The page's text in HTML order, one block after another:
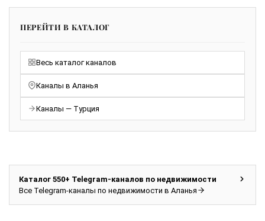
ПЕРЕЙТИ В КАТАЛОГ
Весь каталог каналов
Каналы в Аланья
Каналы — Турция
Каталог 550+ Telegram-каналов по недвижимости
Все Telegram-каналы по недвижимости в Аланья